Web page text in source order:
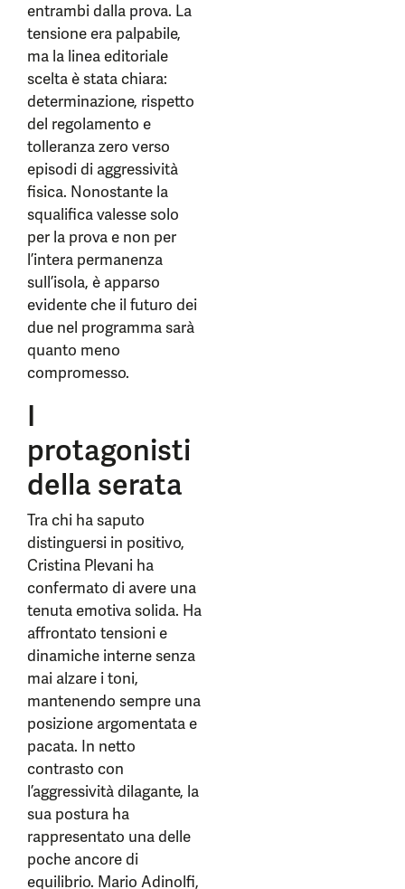
entrambi dalla prova. La
tensione era palpabile,
ma la linea editoriale
scelta è stata chiara:
determinazione, rispetto
del regolamento e
tolleranza zero verso
episodi di aggressività
fisica. Nonostante la
squalifica valesse solo
per la prova e non per
l’intera permanenza
sull’isola, è apparso
evidente che il futuro dei
due nel programma sarà
quanto meno
compromesso.
I
protagonisti
della serata
Tra chi ha saputo
distinguersi in positivo,
Cristina Plevani ha
confermato di avere una
tenuta emotiva solida. Ha
affrontato tensioni e
dinamiche interne senza
mai alzare i toni,
mantenendo sempre una
posizione argomentata e
pacata. In netto
contrasto con
l’aggressività dilagante, la
sua postura ha
rappresentato una delle
poche ancore di
equilibrio. Mario Adinolfi,